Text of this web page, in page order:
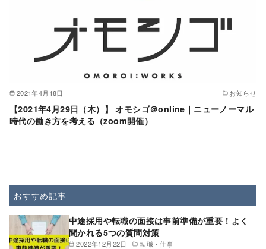
2021年4月18日 お知らせ
【2021年4月29日（木）】 オモシゴ＠online｜ニューノーマル
時代の働き方を考える（zoom開催）
おすすめ記事
2022年12月22日 転職・仕事
中途採用や転職の面接は事前準備が重要！よく
聞かれる5つの質問対策